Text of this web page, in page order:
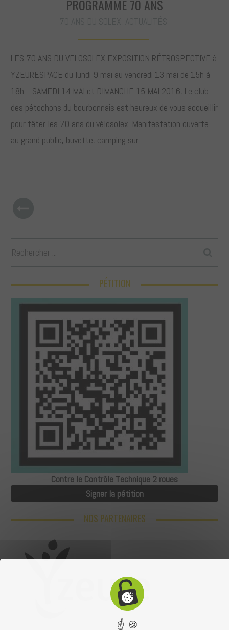
PROGRAMME 70 ANS
LES 70 ANS DU VELOSOLEX EXPOSITION RÉTROSPECTIVE à
YZEURESPACE du lundi 9 mai au vendredi 13 mai de 15h à
18h SAMEDI 14 MAI et DIMANCHE 15 MAI 2016, Le club
des pétochons du bourbonnais est heureux de vous accueillir
pour fêter les 70 ans du vélosolex. Manifestation ouverte
au grand public, buvette, camping sur…
PÉTITION
Contre le Contrôle Technique 2 roues
Signer la pétition
NOS PARTENAIRES
☝ 🍪